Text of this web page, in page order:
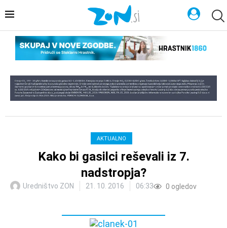
AKTUALNO
Kako bi gasilci reševali iz 7.
nadstropja?
Uredništvo ZON 21. 10. 2016 06:33 0 ogledov